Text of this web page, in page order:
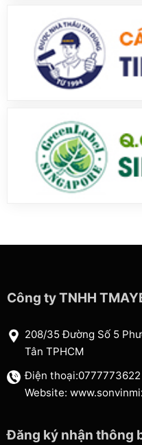
Công ty TNHH
208/35 Đường Số 5
Tân TPHCM
Điện thoại:0777773622
Website:
Đăng ký nhận thông